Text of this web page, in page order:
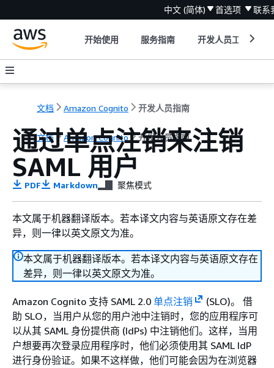
中文 (简体) 首选项 联系
开始使用 服务指南 开发人员工具
文档 Amazon Cognito 开发人员指南
文档 Amazon Cognito 开发人员指南
通过单点注销来注销
SAML 用户
PDF Markdown 聚焦模式
本文属于机器翻译版本。若本译文内容与英语原文存在差
异，则一律以英文原文为准。
本文属于机器翻译版本。若本译文内容与英语原文存在
差异，则一律以英文原文为准。
Amazon Cognito 支持 SAML 2.0 单点注销
(SLO)。 借
助 SLO，当用户从您的用户池中注销时，您的应用程序可
以从其 SAML 身份提供商 (IdPs) 中注销他们。这样，当用
户想要再次登录应用程序时，他们必须使用其 SAML IdP
进行身份验证。如果不这样做，他们可能会因为在浏览器